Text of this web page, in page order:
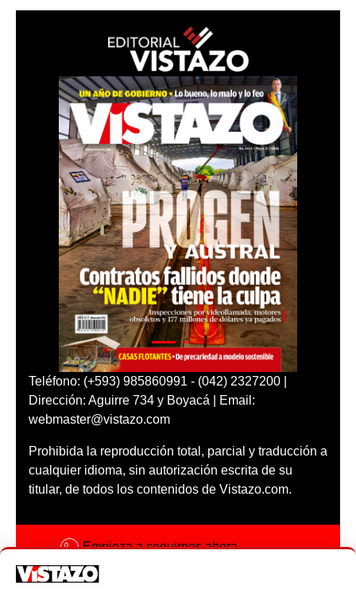
Teléfono: (+593) 985860991 - (042) 2327200 |
Dirección: Aguirre 734 y Boyacá | Email:
webmaster@vistazo.com
Prohibida la reproducción total, parcial y traducción a
cualquier idioma, sin autorización escrita de su
titular, de todos los contenidos de Vistazo.com.
Empieza a seguirnos ahora